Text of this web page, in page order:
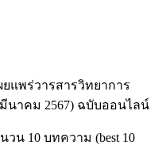
พร่วารสารวิทยาการ
นาคม 2567) ฉบับออนไลน์
10 บทความ (best 10